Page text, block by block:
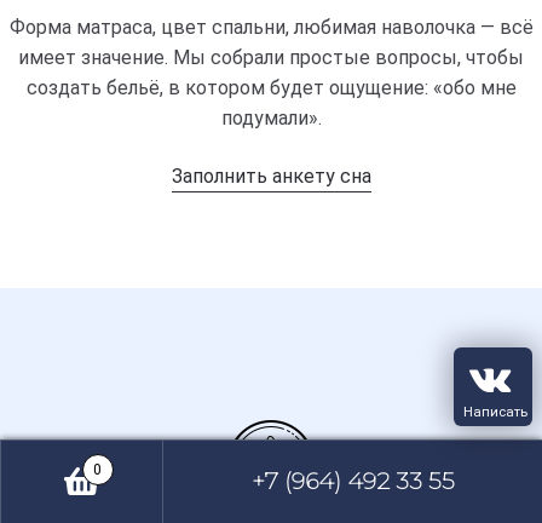
Форма матраса, цвет спальни, любимая наволочка — всё
имеет значение. Мы собрали простые вопросы, чтобы
создать бельё, в котором будет ощущение: «обо мне
подумали».
Заполнить анкету сна
0